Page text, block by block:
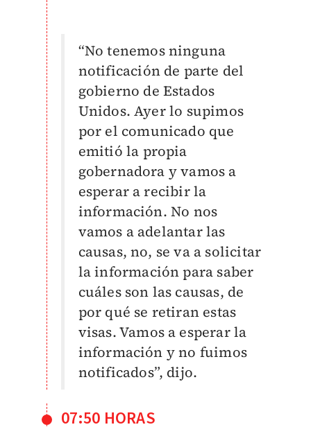
“No tenemos ninguna
notificación de parte del
gobierno de Estados
Unidos. Ayer lo supimos
por el comunicado que
emitió la propia
gobernadora y vamos a
esperar a recibir la
información. No nos
vamos a adelantar las
causas, no, se va a solicitar
la información para saber
cuáles son las causas, de
por qué se retiran estas
visas. Vamos a esperar la
información y no fuimos
notificados”, dijo.
07:50 HORAS